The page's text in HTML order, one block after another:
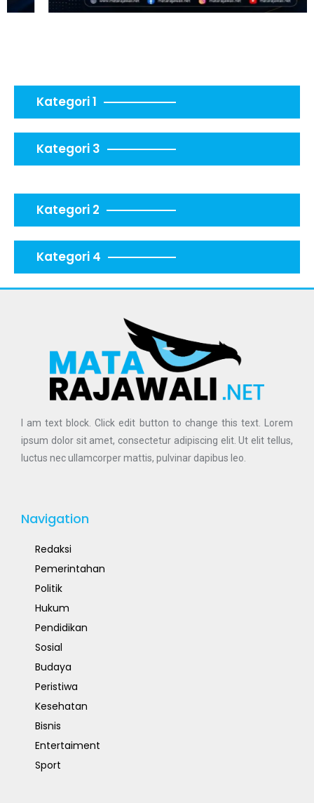
Kategori 1
Kategori 3
Kategori 2
Kategori 4
I am text block. Click edit button to change this text. Lorem
ipsum dolor sit amet, consectetur adipiscing elit. Ut elit tellus,
luctus nec ullamcorper mattis, pulvinar dapibus leo.
Navigation
Redaksi
Pemerintahan
Politik
Hukum
Pendidikan
Sosial
Budaya
Peristiwa
Kesehatan
Bisnis
Entertaiment
Sport